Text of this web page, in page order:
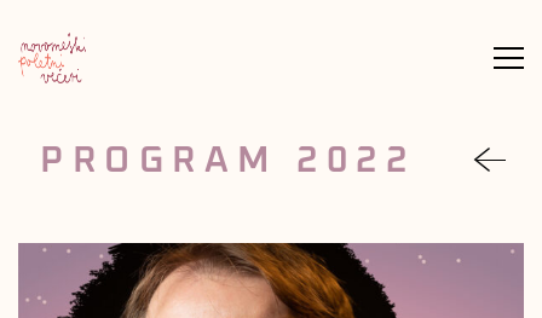
Meni
PROGRAM 2022nazaj